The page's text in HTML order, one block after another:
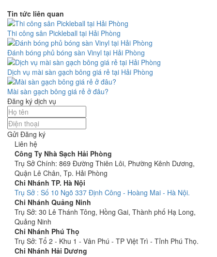
Tin tức liên quan
Thi công sân Pickleball tại Hải Phòng
Đánh bóng phủ bóng sàn Vinyl tại Hải Phòng
Dịch vụ mài sàn gạch bông giá rẻ tại Hải Phòng
Mài sàn gạch bông giá rẻ ở đâu?
Đăng ký dịch vụ
Gửi Đăng ký
Liên hệ
Công Ty Nhà Sạch Hải Phòng
Trụ Sở Chính: 869 Đường Thiên Lôi, Phường Kênh Dương,
Quận Lê Chân, Tp. Hải Phòng
Chi Nhánh TP. Hà Nội
Trụ Sở : Số 10 Ngõ 337 Định Công - Hoàng Mai - Hà Nội.
Chi Nhánh Quảng Ninh
Trụ Sở: 30 Lê Thánh Tông, Hồng Gai, Thành phố Hạ Long,
Quảng Ninh
Chi Nhánh Phú Thọ
Trụ Sở: Tổ 2 - Khu 1 - Vân Phú - TP Việt Trì - Tỉnh Phú Thọ.
Chi Nhánh Hải Dương